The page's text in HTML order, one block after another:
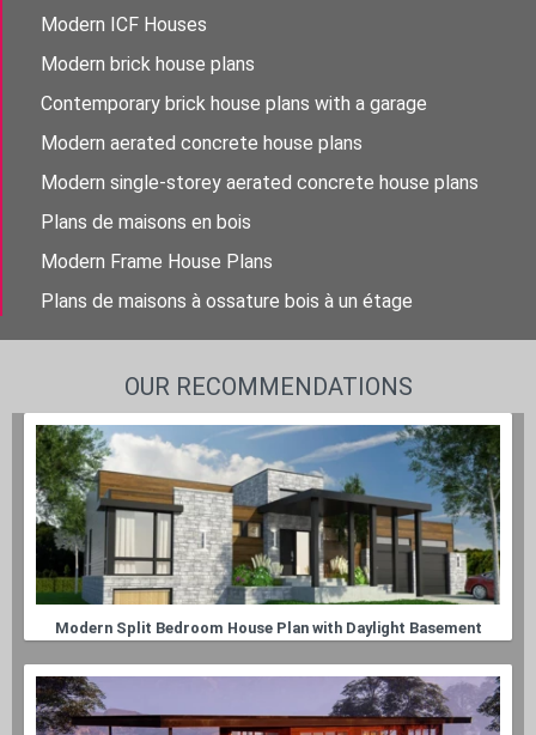
Modern ICF Houses
Modern brick house plans
Contemporary brick house plans with a garage
Modern aerated concrete house plans
Modern single-storey aerated concrete house plans
Plans de maisons en bois
Modern Frame House Plans
Plans de maisons à ossature bois à un étage
OUR RECOMMENDATIONS
Modern Split Bedroom House Plan with Daylight Basement